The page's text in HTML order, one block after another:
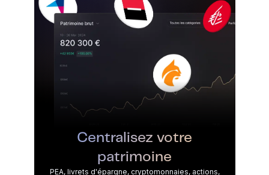
Centralisez votre
patrimoine
PEA, livrets d'épargne, cryptomonnaies, actions,